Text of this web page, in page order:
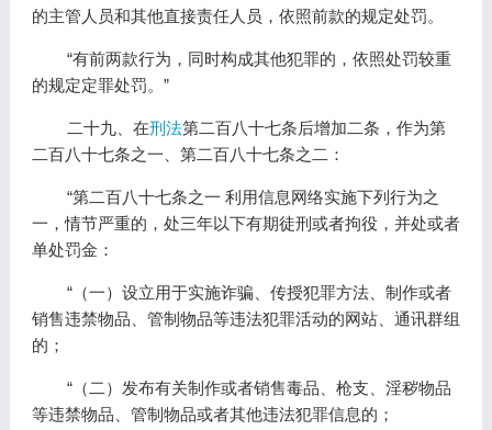
的主管人员和其他直接责任人员，依照前款的规定处罚。
“有前两款行为，同时构成其他犯罪的，依照处罚较重
的规定定罪处罚。”
二十九、在刑法第二百八十七条后增加二条，作为第
二百八十七条之一、第二百八十七条之二：
“第二百八十七条之一 利用信息网络实施下列行为之
一，情节严重的，处三年以下有期徒刑或者拘役，并处或者
单处罚金：
“（一）设立用于实施诈骗、传授犯罪方法、制作或者
销售违禁物品、管制物品等违法犯罪活动的网站、通讯群组
的；
“（二）发布有关制作或者销售毒品、枪支、淫秽物品
等违禁物品、管制物品或者其他违法犯罪信息的；